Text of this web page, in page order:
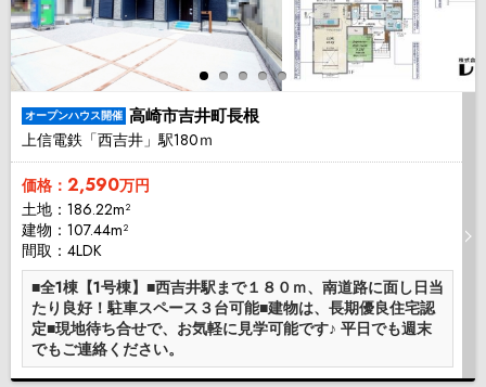
オープンハウス開催 高崎市吉井町長根
上信電鉄「西吉井」駅180ｍ
価格： 2,590万円
土地：186.22m²
建物：107.44m²
間取：4LDK
■全1棟【1号棟】■西吉井駅まで１８０ｍ、南道路に面し日当
たり良好！駐車スペース３台可能■建物は、長期優良住宅認
定■現地待ち合せで、お気軽に見学可能です♪ 平日でも週末
でもご連絡ください。